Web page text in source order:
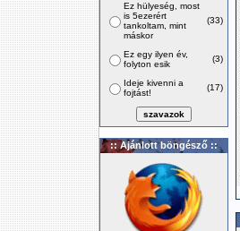
Ez hülyeség, most
is 5ezerért
tankoltam, mint
máskor
(33)
Ez egy ilyen év,
folyton esik
(3)
Ideje kivenni a
fojtást!
(17)
:: Ajánlott böngésző ::